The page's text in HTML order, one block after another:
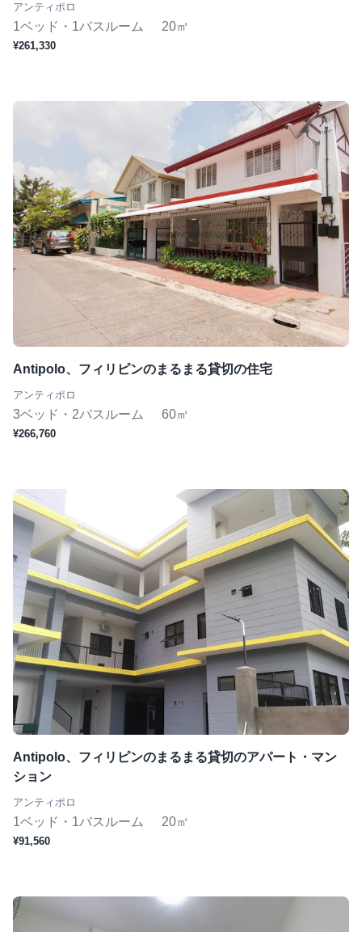
アンティポロ
1ベッド・1バスルーム 20㎡
¥261,330
Antipolo、フィリピンのまるまる貸切の住宅
アンティポロ
3ベッド・2バスルーム 60㎡
¥266,760
Antipolo、フィリピンのまるまる貸切のアパート・マン
ション
アンティポロ
1ベッド・1バスルーム 20㎡
¥91,560